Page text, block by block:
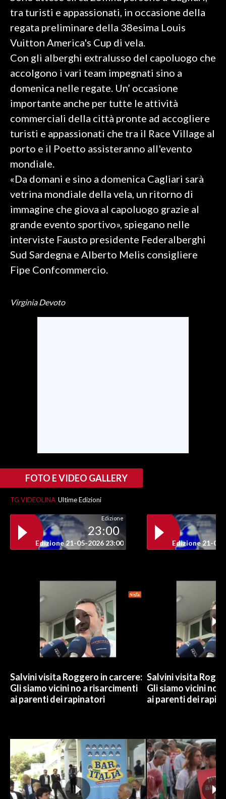
ALTRI SPORT
CULTURA
GOSSIP
SALUTE
SARDEGNA TURISMO
SARDI NEL MONDO
NOTIZIE
EVENTI
#CARAUNIONE
3 MINUTI CON
INFO AZIENDE
tra turisti e appassionati, in occasione della
regata preliminare della 38esima Louis
Vuitton America's Cup di vela.
Con gli alberghi extralusso del capoluogo che
accolgono i vari team impegnati sino a
domenica nelle regate. Un’ occasione
importante anche per tutte le attività
commerciali della città pronte ad accogliere
turisti e appassionati che tra il Race Village al
porto e il Poetto assisteranno all'evento
mondiale.
«Da domani e sino a domenica Cagliari sarà
vetrina mondiale della vela, un ritorno di
immagine che giova al capoluogo grazie al
grande evento sportivo», spiegano nelle
interviste Fausto presidente Federalberghi
Sud Sardegna e Alberto Melis consigliere
Fipe Confcommercio.
Virginia Devoto
FOTO E VIDEO GALLERY
TG VIDEOLINA Ultime Edizioni
Edizione
23:00
Edizione 21-05-2026 23:00 Edizione 21-05-
Salvini visita Roggero in carcere:
Gli siamo vicini no a risarcimenti
ai parenti dei rapinatori
Salvini visita
Gli siamo vicini no
ai parenti dei